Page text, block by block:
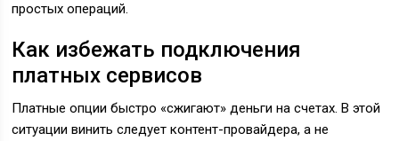
простых операций.
Как избежать подключения
платных сервисов
Платные опции быстро «сжигают» деньги на счетах. В этой
ситуации винить следует контент-провайдера, а не